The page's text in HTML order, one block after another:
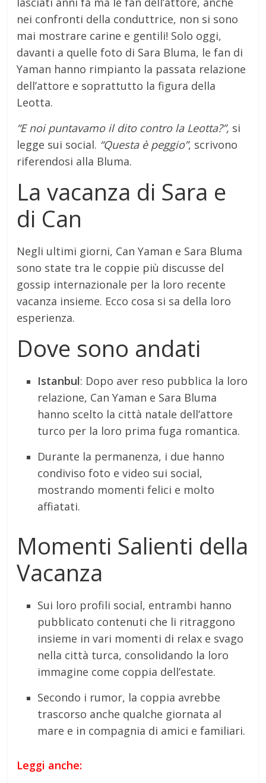
nei confronti della conduttrice, non si sono
mai mostrare carine e gentili! Solo oggi,
davanti a quelle foto di Sara Bluma, le fan di
Yaman hanno rimpianto la passata relazione
dell’attore e soprattutto la figura della
Leotta.
“E noi puntavamo il dito contro la Leotta?”, si
legge sui social. “Questa è peggio”, scrivono
riferendosi alla Bluma.
La vacanza di Sara e
di Can
Negli ultimi giorni, Can Yaman e Sara Bluma
sono state tra le coppie più discusse del
gossip internazionale per la loro recente
vacanza insieme. Ecco cosa si sa della loro
esperienza.
Dove sono andati
Istanbul: Dopo aver reso pubblica la loro
relazione, Can Yaman e Sara Bluma
hanno scelto la città natale dell’attore
turco per la loro prima fuga romantica.
Durante la permanenza, i due hanno
condiviso foto e video sui social,
mostrando momenti felici e molto
affiatati.
Momenti Salienti della
Vacanza
Sui loro profili social, entrambi hanno
pubblicato contenuti che li ritraggono
insieme in vari momenti di relax e svago
nella città turca, consolidando la loro
immagine come coppia dell’estate.
Secondo i rumor, la coppia avrebbe
trascorso anche qualche giornata al
mare e in compagnia di amici e familiari.
Leggi anche: